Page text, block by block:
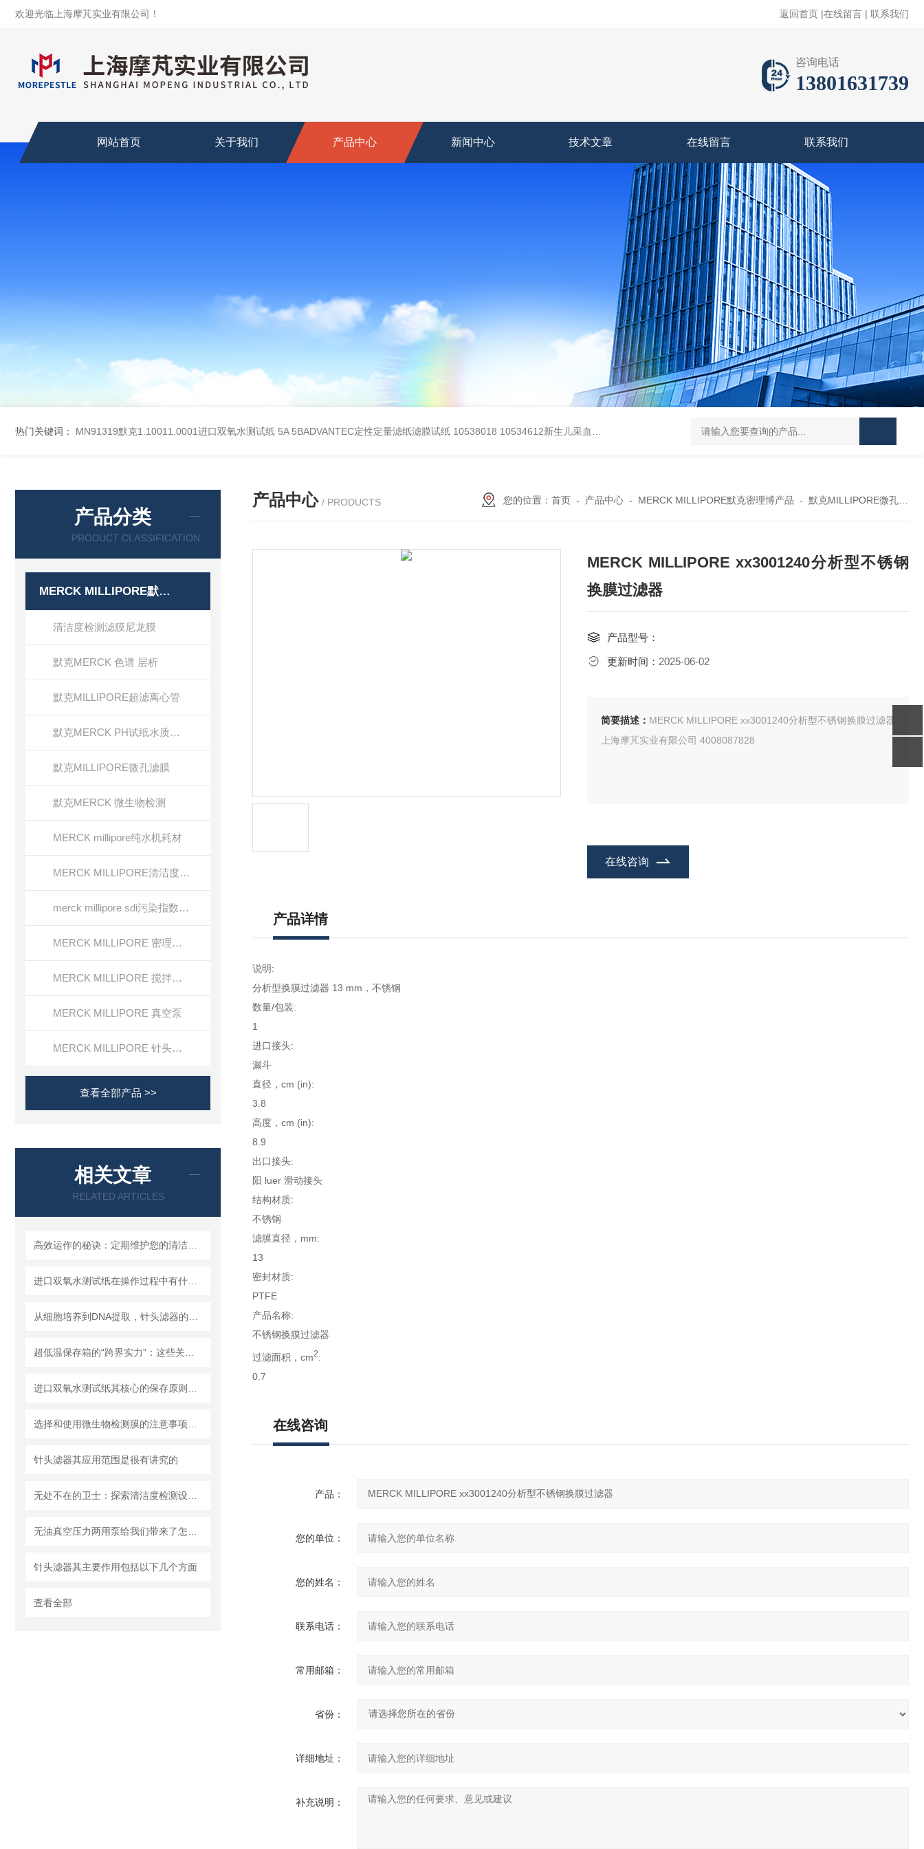
欢迎光临上海摩芃实业有限公司！ 返回首页 |在线留言 | 联系我们
咨询电话
13801631739
网站首页 关于我们 产品中心 新闻中心 技术文章 在线留言 联系我们
热门关键词： MN91319默克1.10011.0001进口双氧水测试纸 5A 5BADVANTEC定性定量滤纸滤膜试纸 10538018 10534612新生儿采血纸 3119-0050无菌339652 23-2263赛默飞离心管
产品分类
PRODUCT CLASSIFICATION
MERCK MILLIPORE默克密理博产品
清洁度检测滤膜尼龙膜
默克MERCK 色谱 层析
默克MILLIPORE超滤离心管
默克MERCK PH试纸水质分析
默克MILLIPORE微孔滤膜
默克MERCK 微生物检测
MERCK millipore纯水机耗材
MERCK MILLIPORE清洁度检测专用膜
merck millipore sdi污染指数检测膜
MERCK MILLIPORE 密理博清洁度检测设备
MERCK MILLIPORE 搅拌式超滤装置超滤杯
MERCK MILLIPORE 真空泵
MERCK MILLIPORE 针头滤器针头式滤器
查看全部产品 >>
相关文章
RELATED ARTICLES
针头滤器其应用范围是很有讲究的
针头滤器其主要作用包括以下几个方面
查看全部
产品中心 / PRODUCTS 您的位置： 首页- 产品中心- MERCK MILLIPORE默克密理博产品 - 默克MILLIPORE微孔滤膜
MERCK MILLIPORE xx3001240分析型不锈钢
换膜过滤器
产品型号：
更新时间： 2025-06-02
简要描述： MERCK MILLIPORE xx3001240分析型不锈钢换膜过滤器
上海摩芃实业有限公司 4008087828
在线咨询
产品详情
说明:
分析型换膜过滤器 13 mm，不锈钢
数量/包装:
1
进口接头:
漏斗
直径，cm (in):
3.8
高度，cm (in):
8.9
出口接头:
阳 luer 滑动接头
结构材质:
不锈钢
滤膜直径，mm:
13
密封材质:
PTFE
产品名称:
不锈钢换膜过滤器
过滤面积，cm2:
0.7
在线咨询
产品：
您的单位：
您的姓名：
联系电话：
常用邮箱：
省份：
详细地址：
补充说明：